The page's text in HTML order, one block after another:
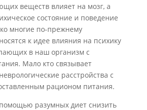
веществ влияет на мозг, а
состояние и поведение
многие по-прежнему
к идее влияния на психику
в наш организм с
Мало кто связывает
расстройства с
рационом питания.
разумных диет снизить